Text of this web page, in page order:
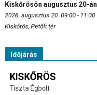
Kiskőrösön augusztus 20-án
2026. augusztus 20. 09:00 - 11:00
Kiskőrös, Petőfi tér
Időjárás
KISKŐRÖS
Tiszta Égbolt